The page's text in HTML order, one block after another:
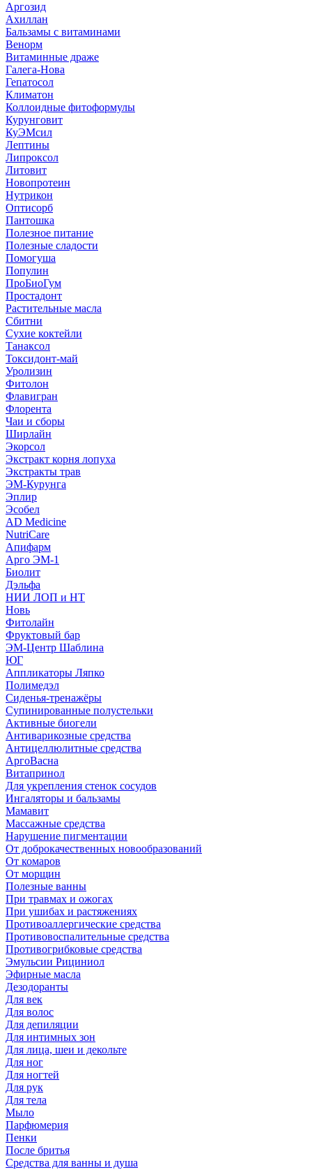
Аргозид
Ахиллан
Бальзамы с витаминами
Венорм
Витаминные драже
Галега-Нова
Гепатосол
Климатон
Коллоидные фитоформулы
Курунговит
КуЭМсил
Лептины
Липроксол
Литовит
Новопротеин
Нутрикон
Оптисорб
Пантошка
Полезное питание
Полезные сладости
Помогуша
Популин
ПроБиоГум
Простадонт
Растительные масла
Сбитни
Сухие коктейли
Танаксол
Токсидонт-май
Уролизин
Фитолон
Флавигран
Флорента
Чаи и сборы
Ширлайн
Экорсол
Экстракт корня лопуха
Экстракты трав
ЭМ-Курунга
Эплир
Эсобел
AD Medicine
NutriCare
Апифарм
Арго ЭМ-1
Биолит
Дэльфа
НИИ ЛОП и НТ
Новь
Фитолайн
Фруктовый бар
ЭМ-Центр Шаблина
ЮГ
Аппликаторы Ляпко
Полимедэл
Сиденья-тренажёры
Супинированные полустельки
Активные биогели
Антиварикозные средства
Антицеллюлитные средства
АргоВасна
Витапринол
Для укрепления стенок сосудов
Ингаляторы и бальзамы
Мамавит
Массажные средства
Нарушение пигментации
От доброкачественных новообразований
От комаров
От морщин
Полезные ванны
При травмах и ожогах
При ушибах и растяжениях
Противоаллергические средства
Противовоспалительные средства
Противогрибковые средства
Эмульсии Рициниол
Эфирные масла
Дезодоранты
Для век
Для волос
Для депиляции
Для интимных зон
Для лица, шеи и декольте
Для ног
Для ногтей
Для рук
Для тела
Мыло
Парфюмерия
Пенки
После бритья
Средства для ванны и душа